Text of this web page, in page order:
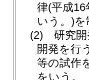
律(平成16
いう。)を
(2)
研究
開発を行
等の試作
をいう。